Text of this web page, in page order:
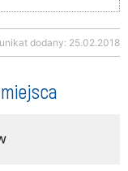
dodany: 25.02.2018